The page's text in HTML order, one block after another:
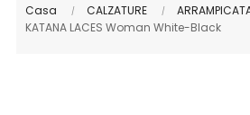
Casa CALZATURE
KATANA LACES Woman White-Black